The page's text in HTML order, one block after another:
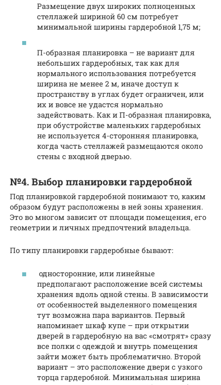
Размещение двух широких полноценных
стеллажей шириной 60 см потребует
минимальной ширины гардеробной 1,75 м;
П-образная планировка – не вариант для
небольших гардеробных, так как для
нормального использования потребуется
ширина не менее 2 м, иначе доступ к
пространству в углах будет ограничен, или
их и вовсе не удастся нормально
задействовать. Как и П-образная планировка,
при обустройстве маленьких гардеробных
не используется 4-сторонняя планировка,
когда часть стеллажей размещаются около
стены с входной дверью.
№4. Выбор планировки гардеробной
Под планировкой гардеробной понимают то, каким
образом будут расположены в ней зоны хранения.
Это во многом зависит от площади помещения, его
геометрии и личных предпочтений владельца.
По типу планировки гардеробные бывают:
односторонние, или линейные
предполагают расположение всей системы
хранения вдоль одной стены. В зависимости
от особенностей выделенного помещения
тут возможна пара вариантов. Первый
напоминает шкаф купе – при открытии
дверей в гардеробную на вас «смотрят» сразу
все полки с одеждой и внутрь помещения
зайти может быть проблематично. Второй
вариант – это расположение двери с узкого
торца гардеробной. Минимальная ширина